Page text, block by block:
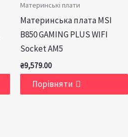
Материнські плати
Материнська плата MSI
B850 GAMING PLUS WIFI
Socket AM5
₴9,579.00
Порівняти